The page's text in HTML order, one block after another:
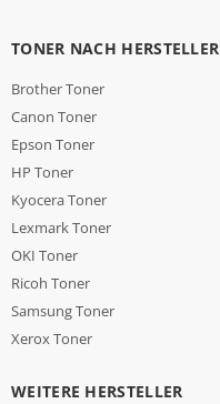
TONER NACH HERSTELLER
Brother Toner
Canon Toner
Epson Toner
HP Toner
Kyocera Toner
Lexmark Toner
OKI Toner
Ricoh Toner
Samsung Toner
Xerox Toner
WEITERE HERSTELLER